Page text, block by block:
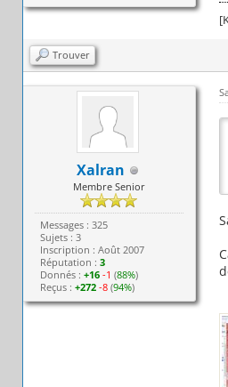
Trouver
Xalran
Membre Senior
Messages : 325
Sujets : 3
Inscription : Août 2007
Réputation : 3
Donnés : +16 -1 (88%)
Reçus : +272 -8(94%)